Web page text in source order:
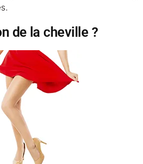
de la cheville ?